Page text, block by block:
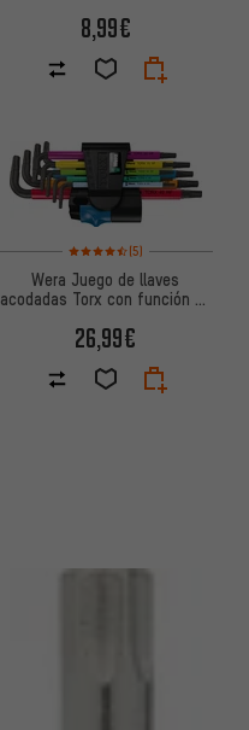
8,99€
en 2 reseñas
Valoración media: 4,5 de 5
(5)
Wera Juego de llaves
acodadas Torx con función de
26,99€
en 2 reseñas